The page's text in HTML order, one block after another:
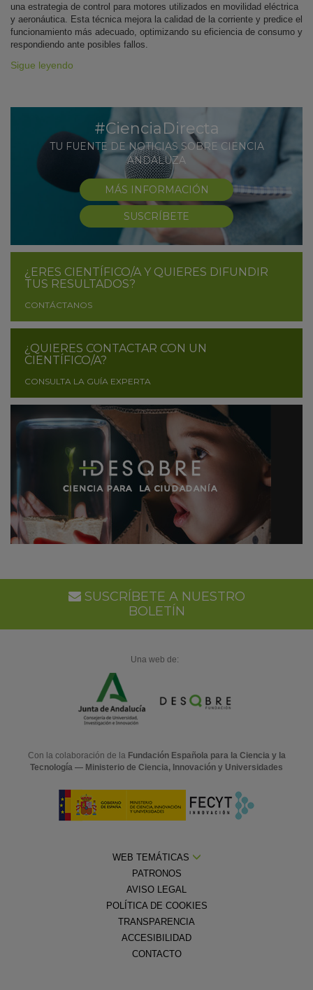
una estrategia de control para motores utilizados en movilidad eléctrica
y aeronáutica. Esta técnica mejora la calidad de la corriente y predice el
funcionamiento más adecuado, optimizando su eficiencia de consumo y
respondiendo ante posibles fallos.
Sigue leyendo
#CienciaDirecta
TU FUENTE DE NOTICIAS SOBRE CIENCIA
ANDALUZA
MÁS INFORMACIÓN
SUSCRÍBETE
¿ERES CIENTÍFICO/A Y QUIERES DIFUNDIR
TUS RESULTADOS?
CONTÁCTANOS
¿QUIERES CONTACTAR CON UN
CIENTÍFICO/A?
CONSULTA LA GUÍA EXPERTA
SUSCRÍBETE A NUESTRO
BOLETÍN
Una web de:
Con la colaboración de la Fundación Española para la Ciencia y la
Tecnología — Ministerio de Ciencia, Innovación y Universidades
WEB TEMÁTICAS
PATRONOS
AVISO LEGAL
POLÍTICA DE COOKIES
TRANSPARENCIA
ACCESIBILIDAD
CONTACTO